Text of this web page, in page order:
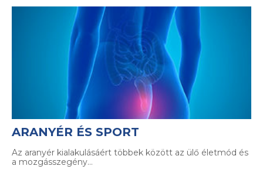
ARANYÉR ÉS SPORT
Az aranyér kialakulásáért többek között az ülő életmód és
a mozgásszegény…